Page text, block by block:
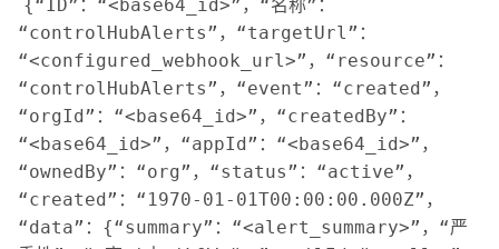
{“ID”：“<base64_id>”，“名称”：
“controlHubAlerts”，“targetUrl”：
“<configured_webhook_url>”，“resource”：
“controlHubAlerts”，“event”：“created”，
“orgId”：“<base64_id>”，“createdBy”：
“<base64_id>”，“appId”：“<base64_id>”，
“ownedBy”：“org”，“status”：“active”，
“created”：“1970-01-01T00:00:00.000Z”，
“data”：{“summary”：“<alert_summary>”，“严